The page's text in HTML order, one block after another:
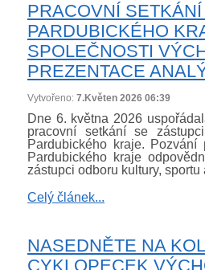
PRACOVNÍ
PARDUBICKÉHO
SPOLEČNOSTI
PREZENTACE
Vytvořeno: 7.Květen 2026 06:39
Dne 6. května 2026
pracovní setkání se
Pardubického kraje.
Pardubického kraje
zástupci odboru kultury,
Celý článek...
NASEDNĚTE NA
CYKLOPECEK